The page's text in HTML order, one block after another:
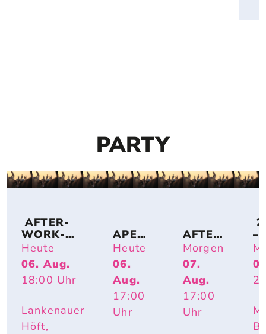
PARTY
AFTER-
WORK-
BEACHPA
RTY
Heute
06. Aug.
18:00 Uhr
Lankenauer
Höft,
APERI
TIVO
SOCIE
TY
Heute
06.
Aug.
17:00
Uhr
AFTER
-
WORK
-
PARTY
OPEN
AIR
Morgen
07.
Aug.
17:00
Uhr
–